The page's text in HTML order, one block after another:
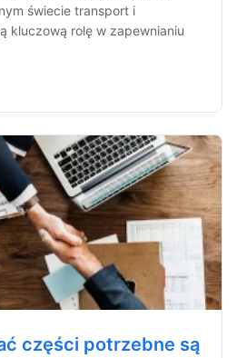
świecie transport i
kluczową rolę w zapewnianiu
części potrzebne są